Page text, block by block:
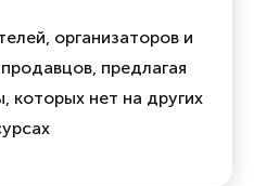
организаторов и
предлагая
которых нет на других